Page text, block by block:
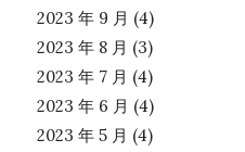
2023 年 9 月 (4)
2023 年 8 月 (3)
2023 年 7 月 (4)
2023 年 6 月 (4)
2023 年 5 月 (4)